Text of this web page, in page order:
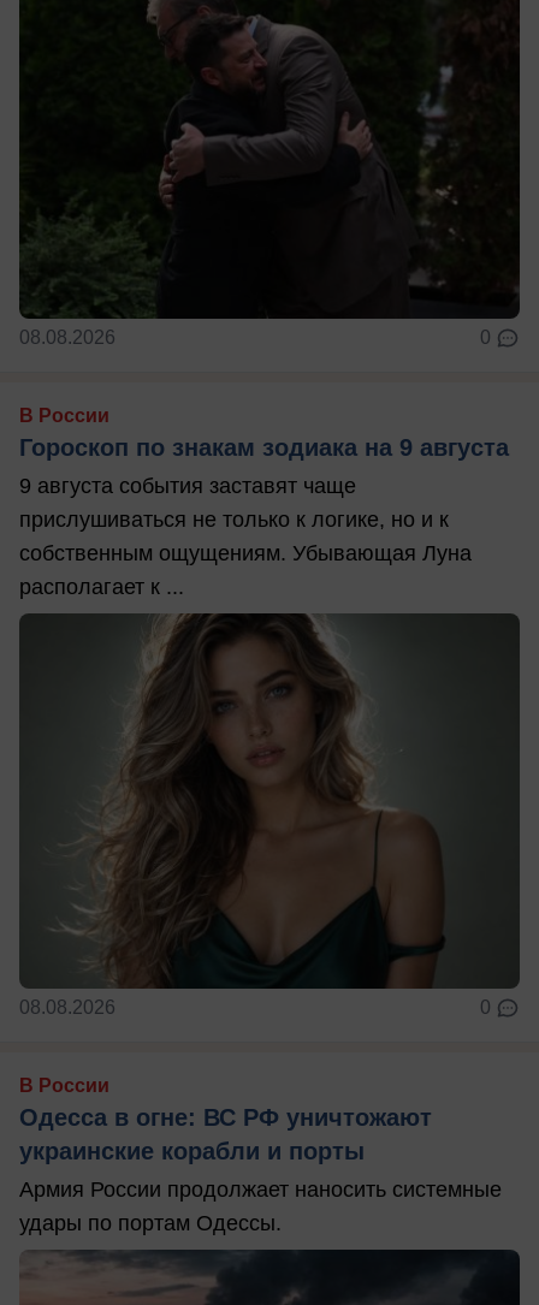
08.08.2026 0
В России
Гороскоп по знакам зодиака на 9 августа
9 августа события заставят чаще
прислушиваться не только к логике, но и к
собственным ощущениям. Убывающая Луна
располагает к ...
08.08.2026 0
В России
Одесса в огне: ВС РФ уничтожают
украинские корабли и порты
Армия России продолжает наносить системные
удары по портам Одессы.